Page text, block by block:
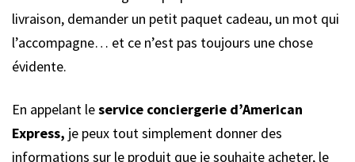
livraison, demander un petit paquet cadeau, un mot qui
l’accompagne… et ce n’est pas toujours une chose
évidente.
En appelant leservice conciergerie d’American
Express, je peux tout simplement donner des
informations sur le produit que je souhaite acheter, le